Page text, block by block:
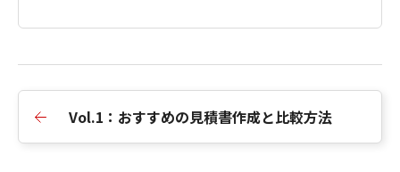
Vol.1：おすすめの見積書作成と比較方法